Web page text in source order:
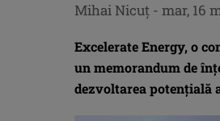
Excelerate Energy, o
un memorandum de
dezvoltarea potențială
Mihai Nicuţ - mar, 16